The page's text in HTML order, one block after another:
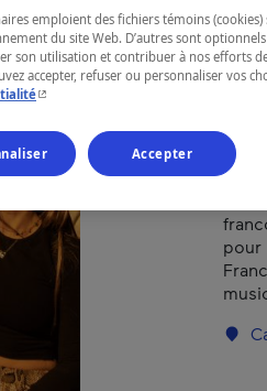
pour
emploient des fichiers témoins (cookies)
du site Web. D’autres sont
son utilisation et contribuer à nos efforts
accepter, refuser ou personnaliser vos
- Cet hyperlien s'ouvrira dans une
Accepter